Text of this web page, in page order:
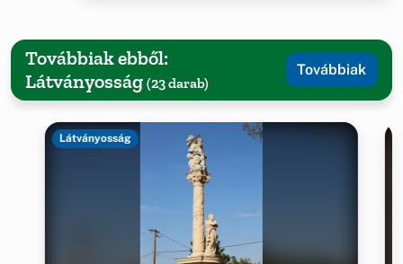
Továbbiak ebből:
Látványosság (23 darab)
Továbbiak
Látványosság